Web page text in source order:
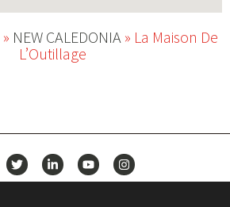
» NEW CALEDONIA» La Maison De
L’Outillage